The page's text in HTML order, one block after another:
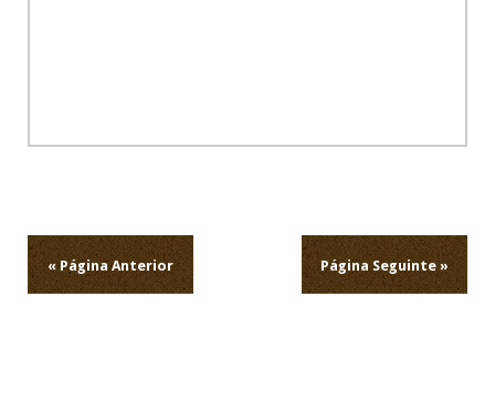
de
artigos
Página Seguinte »
« Página Anterior